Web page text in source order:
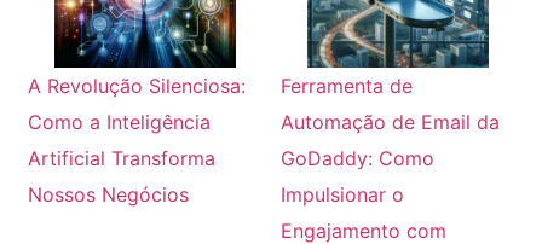
A Revolução Silenciosa:
Como a Inteligência
Artificial Transforma
Nossos Negócios
Ferramenta de
Automação de Email da
GoDaddy: Como
Impulsionar o
Engajamento com